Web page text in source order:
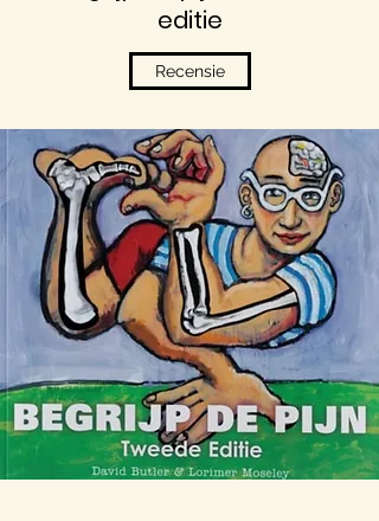
editie
Recensie